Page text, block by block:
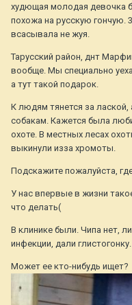
худющая молодая девочка
похожа на русскую гончую.
всасывала не жуя.
Тарусский район, днт
вообще. Мы специально
а тут такой подарок.
К людям тянется за лаской,
собакам. Кажется была
охоте. В местных лесах
выкинули изза хромоты.
Подскажите пожалуйста,
У нас впервые в жизни
что делать(
В клинике были. Чипа нет,
инфекции, дали глистогонку.
Может ее кто-нибудь ищет?